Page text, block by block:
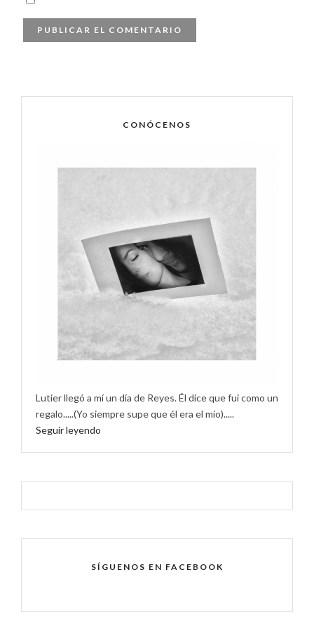
CONÓCENOS
Lutier llegó a mí un día de Reyes. Él dice que fui como un
regalo.....(Yo siempre supe que él era el mío).....
Seguir leyendo
SÍGUENOS EN FACEBOOK